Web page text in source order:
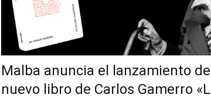
Malba anuncia el lanzamiento
nuevo libro de Carlos Gamerro